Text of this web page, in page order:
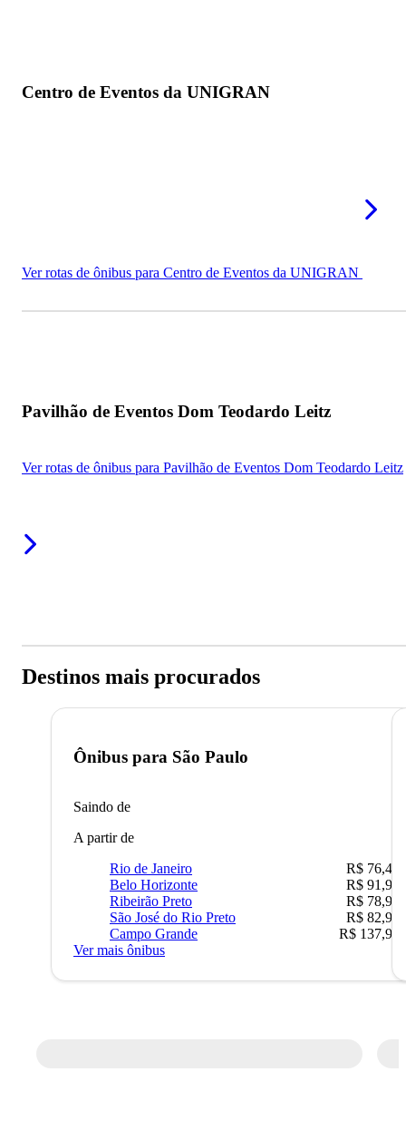
Centro de Eventos da UNIGRAN
Ver rotas de ônibus para Centro de Eventos da UNIGRAN
Pavilhão de Eventos Dom Teodardo Leitz
Ver rotas de ônibus para Pavilhão de Eventos Dom Teodardo Leitz
Destinos mais procurados
Ônibus para São Paulo
Saindo de
A partir de
Rio de Janeiro
R$ 76,42
Belo Horizonte
R$ 91,90
Ribeirão Preto
R$ 78,90
São José do Rio Preto
R$ 82,90
Campo Grande
R$ 137,90
Ver mais ônibus